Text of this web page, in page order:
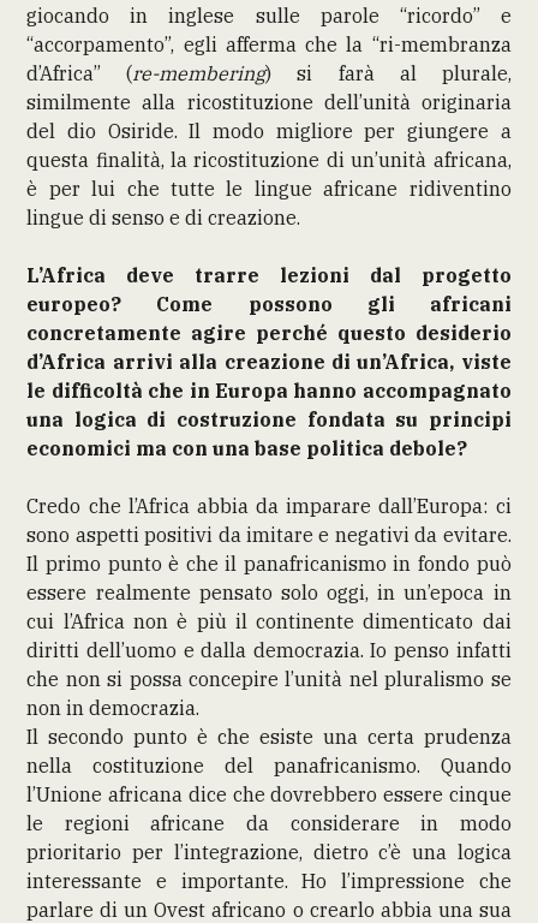
giocando in inglese sulle parole “ricordo” e
“accorpamento”, egli afferma che la “ri-membranza
d’Africa” (re-membering) si farà al plurale,
similmente alla ricostituzione dell’unità originaria
del dio Osiride. Il modo migliore per giungere a
questa finalità, la ricostituzione di un’unità africana,
è per lui che tutte le lingue africane ridiventino
lingue di senso e di creazione.
L’Africa deve trarre lezioni dal progetto
europeo? Come possono gli africani
concretamente agire perché questo desiderio
d’Africa arrivi alla creazione di un’Africa, viste
le difficoltà che in Europa hanno accompagnato
una logica di costruzione fondata su principi
economici ma con una base politica debole?
Credo che l’Africa abbia da imparare dall’Europa: ci
sono aspetti positivi da imitare e negativi da evitare.
Il primo punto è che il panafricanismo in fondo può
essere realmente pensato solo oggi, in un’epoca in
cui l’Africa non è più il continente dimenticato dai
diritti dell’uomo e dalla democrazia. Io penso infatti
che non si possa concepire l’unità nel pluralismo se
non in democrazia.
Il secondo punto è che esiste una certa prudenza
nella costituzione del panafricanismo. Quando
l’Unione africana dice che dovrebbero essere cinque
le regioni africane da considerare in modo
prioritario per l’integrazione, dietro c’è una logica
interessante e importante. Ho l’impressione che
parlare di un Ovest africano o crearlo abbia una sua